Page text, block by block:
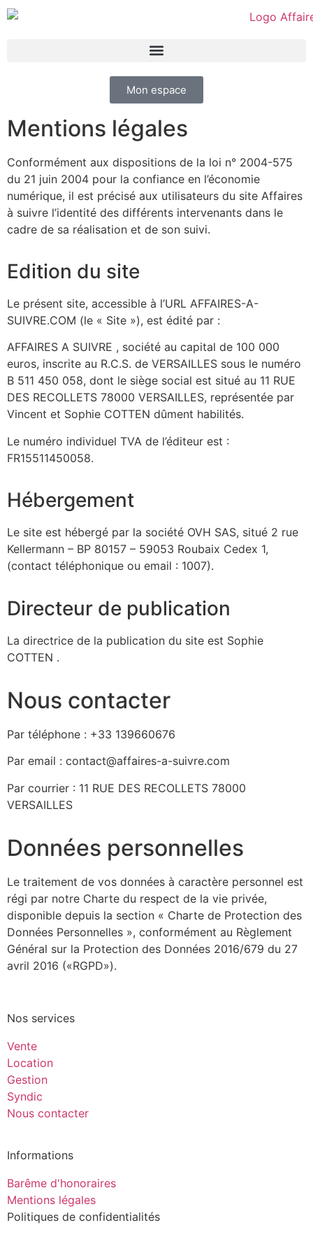
Mon espace
Mentions légales
Conformément aux dispositions de la loi n° 2004-575
du 21 juin 2004 pour la confiance en l’économie
numérique, il est précisé aux utilisateurs du site Affaires
à suivre l’identité des différents intervenants dans le
cadre de sa réalisation et de son suivi.
Edition du site
Le présent site, accessible à l’URL AFFAIRES-A-
SUIVRE.COM (le « Site »), est édité par :
AFFAIRES A SUIVRE , société au capital de 100 000
euros, inscrite au R.C.S. de VERSAILLES sous le numéro
B 511 450 058, dont le siège social est situé au 11 RUE
DES RECOLLETS 78000 VERSAILLES, représentée par
Vincent et Sophie COTTEN dûment habilités.
Le numéro individuel TVA de l’éditeur est :
FR15511450058.
Hébergement
Le site est hébergé par la société OVH SAS, situé 2 rue
Kellermann – BP 80157 – 59053 Roubaix Cedex 1,
(contact téléphonique ou email : 1007).
Directeur de publication
La directrice de la publication du site est Sophie
COTTEN .
Nous contacter
Par téléphone : +33 139660676
Par email : contact@affaires-a-suivre.com
Par courrier : 11 RUE DES RECOLLETS 78000
VERSAILLES
Données personnelles
Le traitement de vos données à caractère personnel est
régi par notre Charte du respect de la vie privée,
disponible depuis la section « Charte de Protection des
Données Personnelles », conformément au Règlement
Général sur la Protection des Données 2016/679 du 27
avril 2016 («RGPD»).
Nos services
Vente
Location
Gestion
Syndic
Nous contacter
Informations
Barême d'honoraires
Mentions légales
Politiques de confidentialités